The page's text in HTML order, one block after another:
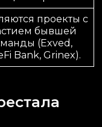
проекты с
бывшей
(Exved,
Bank, Grinex).